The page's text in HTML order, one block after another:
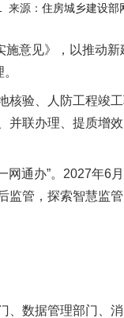
来源： 住房城乡建设部
意见》，以推动新
验、人防工程竣
并联办理、提质增
通办”。2027年6
管，探索智慧监管
、数据管理部门、